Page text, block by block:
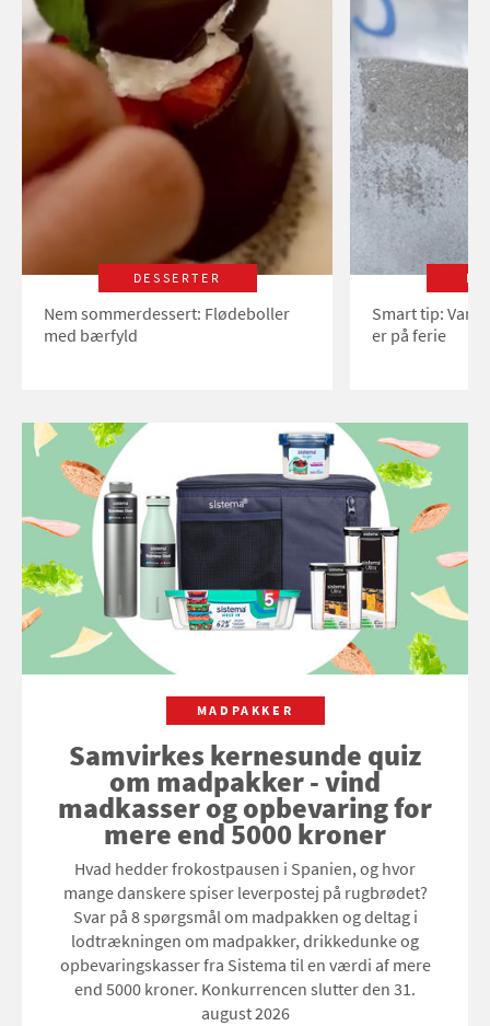
DESSERTER
Nem sommerdessert: Flødeboller
med bærfyld
Smart tip:
er på ferie
MADPAKKER
Samvirkes kernesunde quiz
om madpakker - vind
madkasser og opbevaring for
mere end 5000 kroner
Hvad hedder frokostpausen i Spanien, og hvor
mange danskere spiser leverpostej på rugbrødet?
Svar på 8 spørgsmål om madpakken og deltag i
lodtrækningen om madpakker, drikkedunke og
opbevaringskasser fra Sistema til en værdi af mere
end 5000 kroner. Konkurrencen slutter den 31.
august 2026